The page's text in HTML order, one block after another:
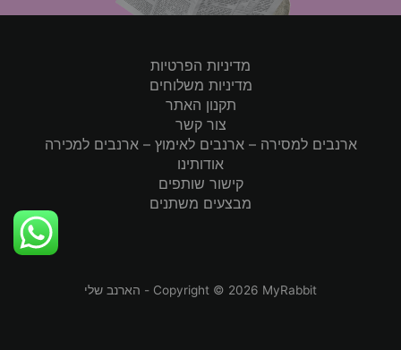
מדיניות הפרטיות
מדיניות משלוחים
תקנון האתר
צור קשר
ארנבים למסירה – ארנבים לאימוץ – ארנבים למכירה
אודותינו
קישור שותפים
מבצעים משתנים
Copyright © 2026 MyRabbit - הארנב שלי